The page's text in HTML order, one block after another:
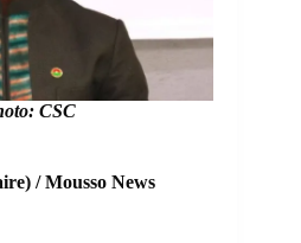
CSC
/ Mousso News